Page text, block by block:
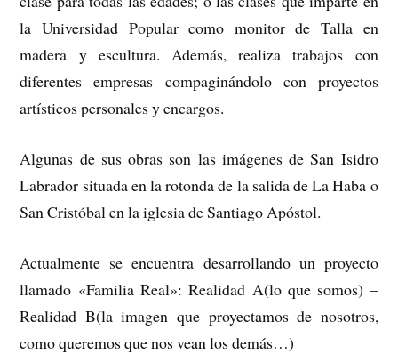
la Universidad Popular como monitor de Talla en
madera y escultura. Además, realiza trabajos con
diferentes empresas compaginándolo con proyectos
artísticos personales y encargos.
Algunas de sus obras son las imágenes de San Isidro
Labrador situada en la rotonda de la salida de La Haba o
San Cristóbal en la iglesia de Santiago Apóstol.
Actualmente se encuentra desarrollando un proyecto
llamado «Familia Real»: Realidad A(lo que somos) –
Realidad B(la imagen que proyectamos de nosotros,
como queremos que nos vean los demás…)